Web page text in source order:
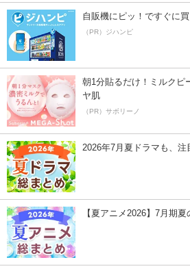
自販機にピッ！ですぐに
（PR）ジハンピ
朝1分貼るだけ！ミルクピ
ヤ肌
（PR）サボリーノ
2026年7月夏ドラマも、注
【夏アニメ2026】7月期